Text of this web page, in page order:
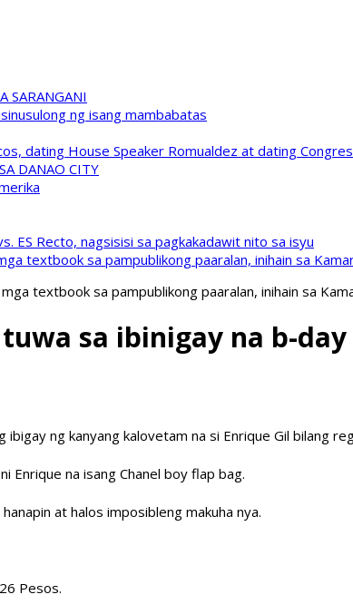
SARANGANI
ng isang mambabatas
dating House Speaker Romualdez at dating
DANAO CITY
ES Recto, nagsisisi sa pagkakadawit nito sa isyu
textbook sa pampublikong paaralan, inihain sa
textbook sa pampublikong paaralan, inihain sa
sa ibinigay na b-
ng kanyang kalovetam na si Enrique Gil bilang
Enrique na isang Chanel boy flap bag.
at halos imposibleng makuha nya.
Pesos.